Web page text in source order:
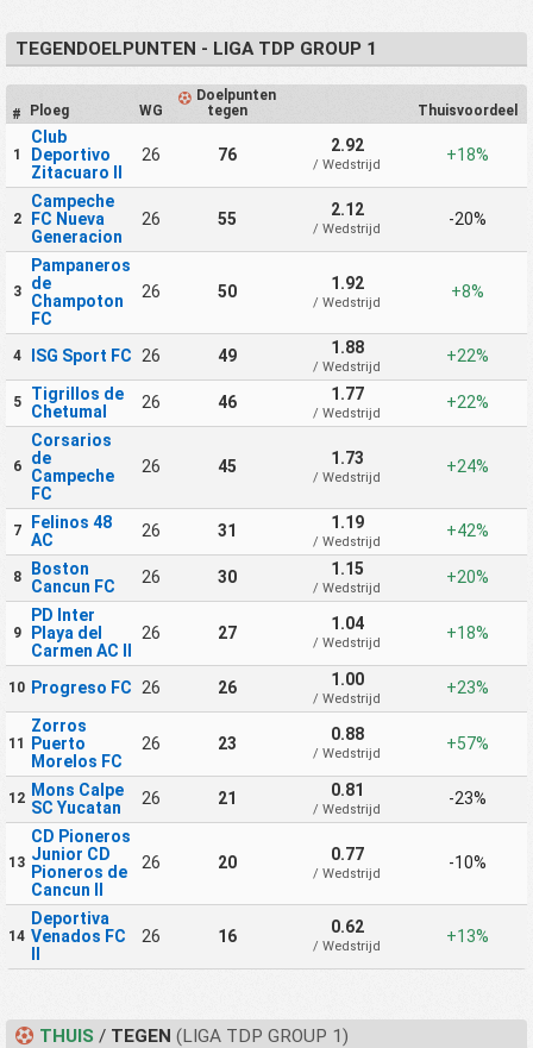
TEGENDOELPUNTEN - LIGA TDP GROUP 1
# Ploeg WG
Doelpunten
tegen
Thuisvoordeel
1
Club
Deportivo
Zitacuaro II
26 76 2.92
/ Wedstrijd
+18%
2
Campeche
FC Nueva
Generacion
26 55 2.12
/ Wedstrijd
-20%
3
Pampaneros
de
Champoton
FC
26 50 1.92
/ Wedstrijd
+8%
4 ISG Sport FC 26 49 1.88
/ Wedstrijd
+22%
5
Tigrillos de
Chetumal
26 46 1.77
/ Wedstrijd
+22%
6
Corsarios
de
Campeche
FC
26 45 1.73
/ Wedstrijd
+24%
7
Felinos 48
AC
26 31 1.19
/ Wedstrijd
+42%
8
Boston
Cancun FC
26 30 1.15
/ Wedstrijd
+20%
9
PD Inter
Playa del
Carmen AC II
26 27 1.04
/ Wedstrijd
+18%
10 Progreso FC 26 26 1.00
/ Wedstrijd
+23%
11
Zorros
Puerto
Morelos FC
26 23 0.88
/ Wedstrijd
+57%
12 Mons Calpe
SC Yucatan
26 21 0.81
/ Wedstrijd
-23%
13
CD Pioneros
Junior CD
Pioneros de
Cancun II
26 20 0.77
/ Wedstrijd
-10%
14
Deportiva
Venados FC
II
26 16 0.62
/ Wedstrijd
+13%
THUIS /TEGEN (LIGA TDP GROUP 1)